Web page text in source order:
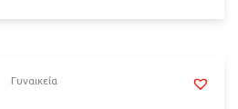
Γυναικεία